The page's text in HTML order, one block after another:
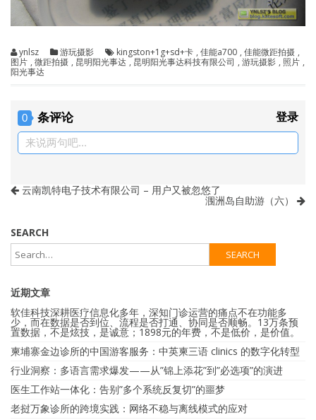
ynlsz 游玩摄影 kingston+1g+sd+卡 , 佳能a700 , 佳能微距拍摄 ,
图片 , 微距拍摄 , 昆明阳光事达 , 昆明阳光事达科技有限公司 , 游玩摄影 , 照片 ,
阳光事达
0 条评论 登录
来说两句吧...
云南凯特电子技术有限公司 – 用户又被忽悠了
涠洲岛自助游（六）
SEARCH
近期文章
软佳科技深耕医疗信息化多年，深知门诊运营的痛点不在功能多
少，而在数据是否到位、流程是否打通、协同是否顺畅。13万条预
置数据，不是炫技，是诚意；1898元的年费，不是低价，是价值。
柬埔寨金边诊所的中国游客服务：中英柬三语 clinics 的数字化转型
行业洞察：多语言需求爆发——从”锦上添花”到”必选项”的演进
医生工作站一体化：告别”多个系统反复切”的噩梦
老挝万象诊所的跨境实践：网络不稳与离线模式的应对